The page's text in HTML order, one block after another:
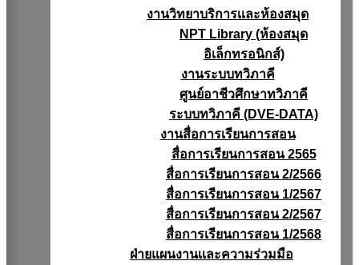
งานวิทยาบริการเเละห้องสมุด
NPT Library (ห้องสมุด
อิเล็กทรอนิกส์)
งานระบบทวิภาคี
ศูนย์อาชีวศึกษาทวิภาคี
ระบบทวิภาคี (DVE-DATA)
งานสื่อการเรียนการสอน
สื่อการเรียนการสอน 2565
สื่อการเรียนการสอน 2/2566
สื่อการเรียนการสอน 1/2567
สื่อการเรียนการสอน 2/2567
สื่อการเรียนการสอน 1/2568
ฝ่ายแผนงานเเละความร่วมมือ